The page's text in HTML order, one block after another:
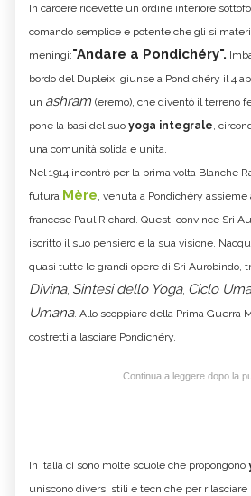
In carcere ricevette un ordine interiore
comando semplice e potente che gli si
meningi:"Andare a Pondichéry".
bordo del Dupleix, giunse a Pondichéry il 4
un ashram (eremo), che diventò il terreno
pone la basi del suo yoga integrale ,
una comunità solida e unita.
Nel 1914 incontrò per la prima volta Blanche
futura Mère , venuta a Pondichéry
francese Paul Richard. Questi convince Sri
iscritto il suo pensiero e la sua visione.
quasi tutte le grandi opere di Sri Aurobindo,
Divina, Sintesi dello Yoga, Ciclo
Umana. Allo scoppiare della Prima Guerra
costretti a lasciare Pondichéry.
Continua a leggere dopo la
In Italia ci sono molte scuole che propongono
uniscono diversi stili e tecniche per